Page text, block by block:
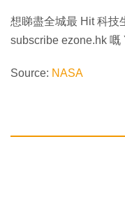
想睇盡全城最 Hit 科技
subscribe ezone.hk 嘅
Source: NASA